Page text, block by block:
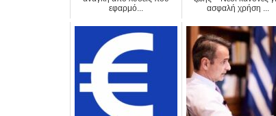
εφαρμό...
ασφαλή χρήση ...